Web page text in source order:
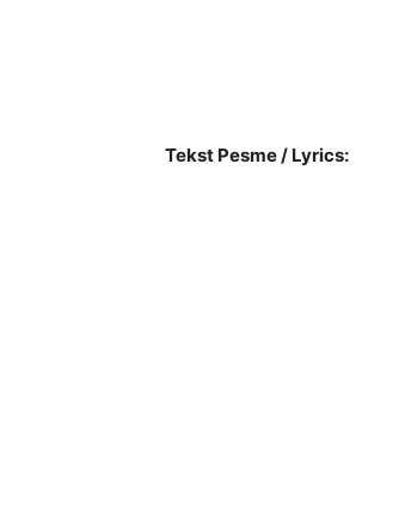
Tekst Pesme / Lyrics: